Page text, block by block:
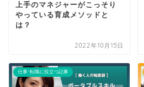
上手のマネジャーがこっそり
やっている育成メソッドと
は？
2022年10月15日
仕事･転職に役立つ記事